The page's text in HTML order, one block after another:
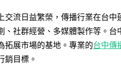
交流日益繁榮，傳播行業在台
、社群經營、多媒體製作等。
拓展市場的基地。專業的台中傳
銷目標。